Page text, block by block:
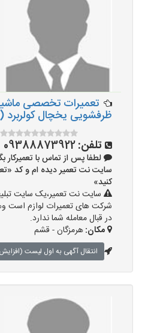
تعمیرات تخصصی
ظرفشویی یخچال کولربرد
تلفن:09388873922
لطفا پس از تماس با تعمیرکار
کنید»
سایت نت تعمیر،یک سایت
شرکت های تعمیرات لوازم است
در قبال معامله شما ندارد.
مکان:هرمزگان - قشم
انتقال آگهی به اول لیست